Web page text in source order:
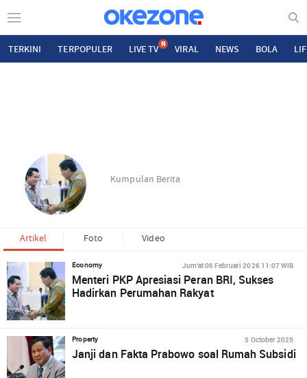
TERKINI TERPOPULER LIVE TV N VIRAL NEWS BOLA
Kumpulan Berita
Artikel Foto Video
Economy Jum'at 06 Februari 2026 11:07 WIB
Menteri PKP Apresiasi Peran BRI, Sukses
Hadirkan Perumahan Rakyat
Property 5 October 2025
Janji dan Fakta Prabowo soal Rumah Subsidi